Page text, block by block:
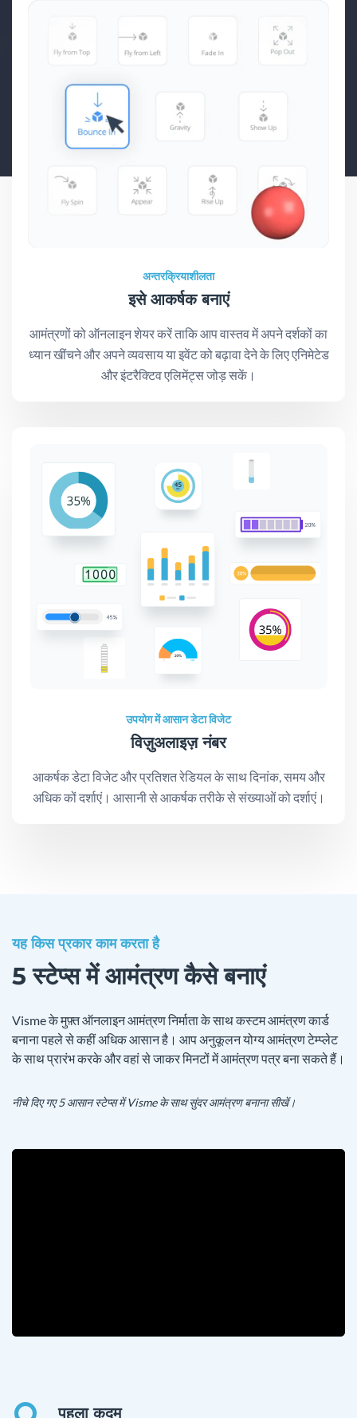
अन्तरक्रियाशीलता
इसे आकर्षक बनाएं
आमंत्रणों को ऑनलाइन शेयर करें ताकि आप वास्तव में अपने दर्शकों का
ध्यान खींचने और अपने व्यवसाय या इवेंट को बढ़ावा देने के लिए एनिमेटेड
और इंटरैक्टिव एलिमेंट्स जोड़ सकें।
उपयोग में आसान डेटा विजेट
विज़ुअलाइज़ नंबर
आकर्षक डेटा विजेट और प्रतिशत रेडियल के साथ दिनांक, समय और
अधिक कों दर्शाएं। आसानी से आकर्षक तरीके से संख्याओं को दर्शाएं।
यह किस प्रकार काम करता है
5 स्टेप्स में आमंत्रण कैसे बनाएं
Visme के मुफ़्त ऑनलाइन आमंत्रण निर्माता के साथ कस्टम आमंत्रण कार्ड
बनाना पहले से कहीं अधिक आसान है। आप अनुकूलन योग्य आमंत्रण टेम्प्लेट
के साथ प्रारंभ करके और वहां से जाकर मिनटों में आमंत्रण पत्र बना सकते हैं।
नीचे दिए गए 5 आसान स्टेप्स में Visme के साथ सुंदर आमंत्रण बनाना सीखें।